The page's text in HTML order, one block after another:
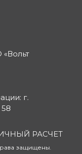
г.
РАСЧЕТ
защищены.